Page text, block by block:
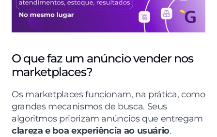
O que faz um anúncio vender nos
marketplaces?
Os marketplaces funcionam, na prática, como
grandes mecanismos de busca. Seus
algoritmos priorizam anúncios que entregam
clareza e boa experiência ao usuário.